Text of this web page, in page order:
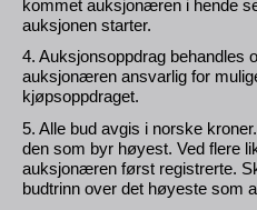
kommet auksjonæren i hende
auksjonen starter.
4. Auksjonsoppdrag behandles
auksjonæren ansvarlig for
kjøpsoppdraget.
5. Alle bud avgis i norske
den som byr høyest. Ved flere
auksjonæren først registrerte.
budtrinn over det høyeste som